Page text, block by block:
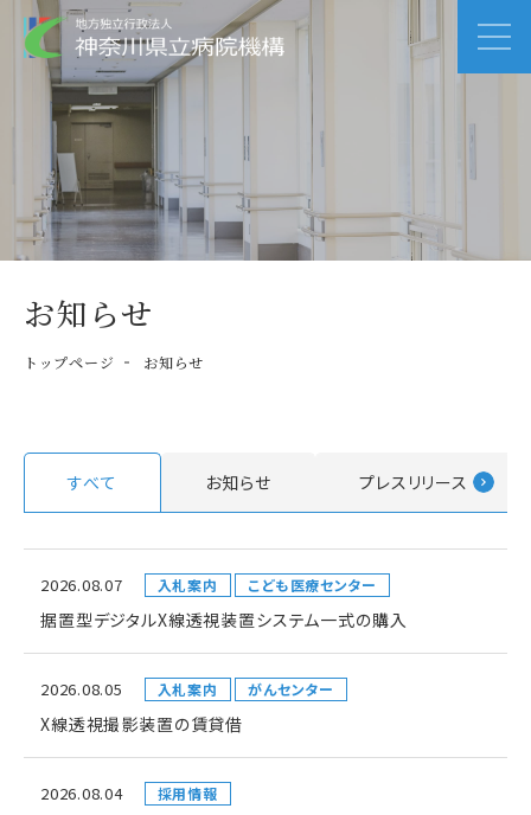
お知らせ
トップページ お知らせ
すべて お知らせ プレスリリース
2026.08.07 入札案内 こども医療センター
据置型デジタルX線透視装置システム一式の購入
2026.08.05 入札案内 がんセンター
X線透視撮影装置の賃貸借
2026.08.04 採用情報